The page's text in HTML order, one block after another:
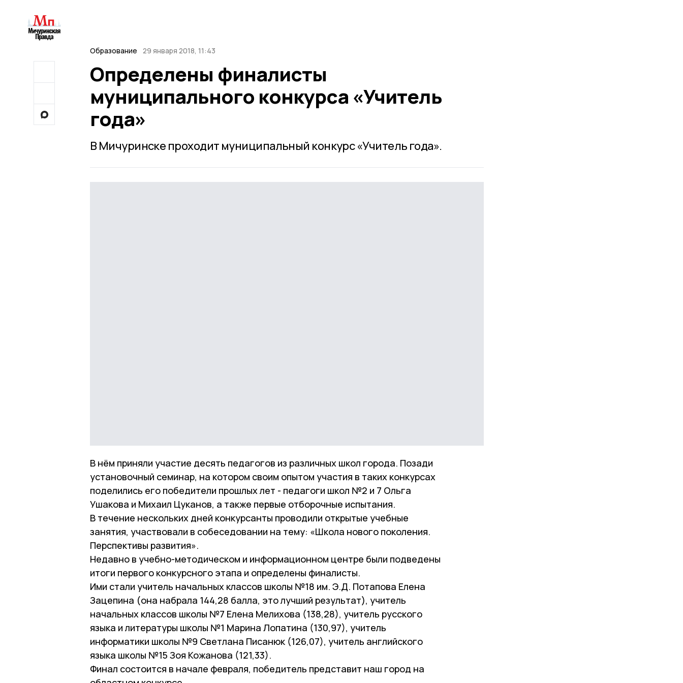
Образование 29 января 2018, 11:43
Определены финалисты
муниципального конкурса «Учитель
года»
В Мичуринске проходит муниципальный конкурс «Учитель года».
В нём приняли участие десять педагогов из различных школ города. Позади
установочный семинар, на котором своим опытом участия в таких конкурсах
поделились его победители прошлых лет - педагоги школ №2 и 7 Ольга
Ушакова и Михаил Цуканов, а также первые отборочные испытания.
В течение нескольких дней конкурсанты проводили открытые учебные
занятия, участвовали в собеседовании на тему: «Школа нового поколения.
Перспективы развития».
Недавно в учебно-методическом и информационном центре были подведены
итоги первого конкурсного этапа и определены финалисты.
Ими стали учитель начальных классов школы №18 им. Э.Д. Потапова Елена
Зацепина (она набрала 144,28 балла, это лучший результат), учитель
начальных классов школы №7 Елена Мелихова (138,28), учитель русского
языка и литературы школы №1 Марина Лопатина (130,97), учитель
информатики школы №9 Светлана Писанюк (126,07), учитель английского
языка школы №15 Зоя Кожанова (121,33).
Финал состоится в начале февраля, победитель представит наш город на